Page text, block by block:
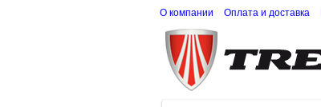
О компании Оплата и доставка